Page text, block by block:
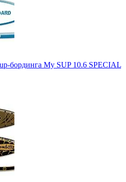
бординга My SUP 10.6 SPECIAL